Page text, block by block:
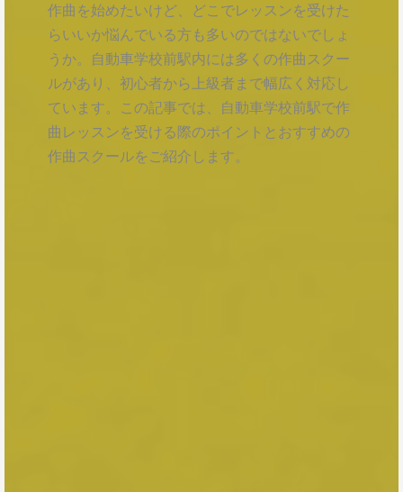
作曲を始めたいけど、どこでレッスンを受けた
らいいか悩んでいる方も多いのではないでしょ
うか。自動車学校前駅内には多くの作曲スクー
ルがあり、初心者から上級者まで幅広く対応し
ています。この記事では、自動車学校前駅で作
曲レッスンを受ける際のポイントとおすすめの
作曲スクールをご紹介します。